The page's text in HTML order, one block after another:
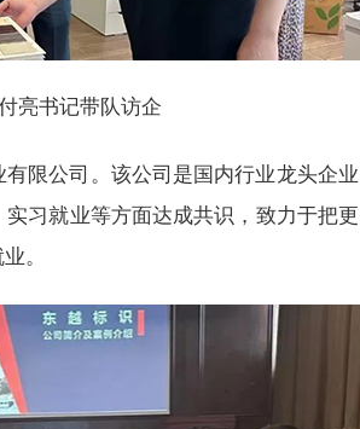
亮书记带队访企
限公司。该公司是国内行业龙头企业
习就业等方面达成共识，致力于把
。